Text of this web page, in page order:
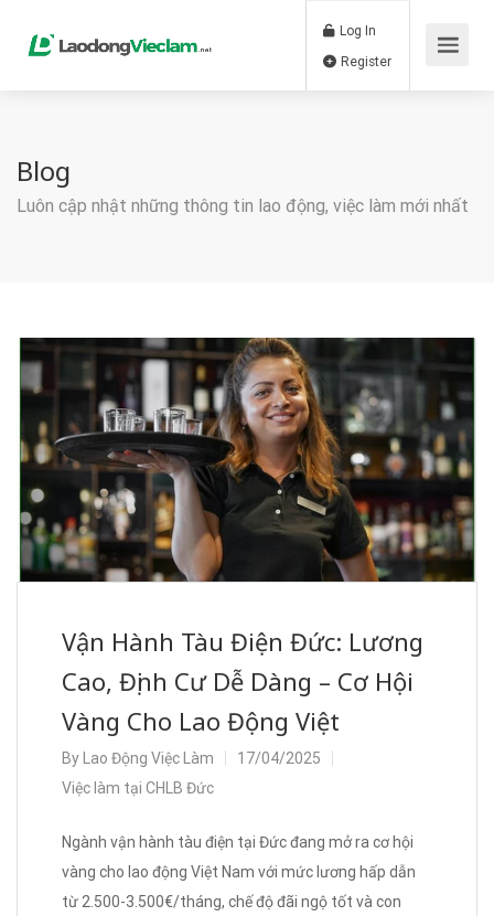
Log In
Blog
Luôn cập nhật những thông tin lao động, việc làm mới nhất
Vận Hành Tàu Điện Đức: Lương
Cao, Định Cư Dễ Dàng – Cơ Hội
Vàng Cho Lao Động Việt
By Lao Động Việc Làm
17/04/2025
Việc làm tại CHLB Đức
Ngành vận hành tàu điện tại Đức đang mở ra cơ hội
vàng cho lao động Việt Nam với mức lương hấp dẫn
từ 2.500-3.500€/tháng, chế độ đãi ngộ tốt và con